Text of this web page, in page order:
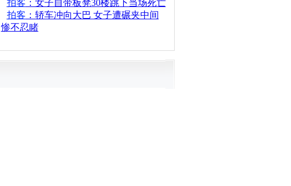
拍客 ：女子自带板凳30楼跳下当场死亡
拍客 ：轿车冲向大巴 女子遭碾夹中间
惨不忍睹